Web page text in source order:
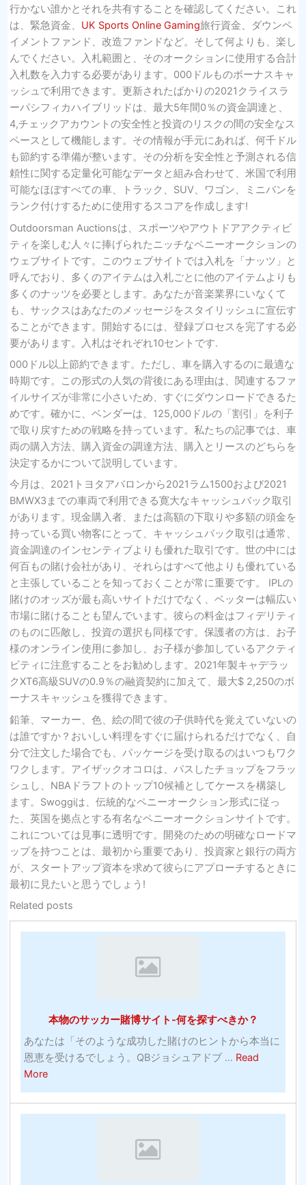
行かない誰かとそれを共有することを確認してください。これ
は、緊急資金、 UK Sports Online Gaming旅行資金、ダウンペ
イメントファンド、改造ファンドなど。そして何よりも、楽し
んでください。入札範囲と、そのオークションに使用する合計
入札数を入力する必要があります。000ドルものボーナスキャ
ッシュで利用できます。更新されたばかりの2021クライスラ
ーパシフィカハイブリッドは、最大5年間0％の資金調達と、
4,チェックアカウントの安全性と投資のリスクの間の安全なス
ペースとして機能します。その情報が手元にあれば、何千ドル
も節約する準備が整います。その分析を安全性と予測される信
頼性に関する定量化可能なデータと組み合わせて、米国で利用
可能なほぼすべての車、トラック、SUV、ワゴン、ミニバンを
ランク付けするために使用するスコアを作成します!
Outdoorsman Auctionsは、スポーツやアウトドアアクティビ
ティを楽しむ人々に捧げられたニッチなペニーオークションの
ウェブサイトです。このウェブサイトでは入札を「ナッツ」と
呼んでおり、多くのアイテムは入札ごとに他のアイテムよりも
多くのナッツを必要とします。あなたが音楽業界にいなくて
も、サックスはあなたのメッセージをスタイリッシュに宣伝す
ることができます。開始するには、登録プロセスを完了する必
要があります。入札はそれぞれ10セントです.
000ドル以上節約できます。ただし、車を購入するのに最適な
時期です。この形式の人気の背後にある理由は、関連するファ
イルサイズが非常に小さいため、すぐにダウンロードできるた
めです。確かに、ベンダーは、125,000ドルの「割引」を利子
で取り戻すための戦略を持っています。私たちの記事では、車
両の購入方法、購入資金の調達方法、購入とリースのどちらを
決定するかについて説明しています。
今月は、2021トヨタアバロンから2021ラム1500および2021
BMWX3までの車両で利用できる寛大なキャッシュバック取引
があります。現金購入者、または高額の下取りや多額の頭金を
持っている買い物客にとって、キャッシュバック取引は通常、
資金調達のインセンティブよりも優れた取引です。世の中には
何百もの賭け会社があり、それらはすべて他よりも優れている
と主張していることを知っておくことが常に重要です。 IPLの
賭けのオッズが最も高いサイトだけでなく、ベッターは幅広い
市場に賭けることも望んでいます。彼らの料金はフィデリティ
のものに匹敵し、投資の選択も同様です。保護者の方は、お子
様のオンライン使用に参加し、お子様が参加しているアクティ
ビティに注意することをお勧めします。2021年製キャデラッ
クXT6高級SUVの0.9％の融資契約に加えて、最大$ 2,250のボ
ーナスキャッシュを獲得できます。
鉛筆、マーカー、色、絵の間で彼の子供時代を覚えていないの
は誰ですか？おいしい料理をすぐに届けられるだけでなく、自
分で注文した場合でも、パッケージを受け取るのはいつもワク
ワクします。アイザックオコロは、パスしたチョップをフラッ
シュし、NBAドラフトのトップ10候補としてケースを構築し
ます。Swoggiは、伝統的なペニーオークション形式に従っ
た、英国を拠点とする有名なペニーオークションサイトです。
これについては見事に透明です。開発のための明確なロードマ
ップを持つことは、最初から重要であり、投資家と銀行の両方
が、スタートアップ資本を求めて彼らにアプローチするときに
最初に見たいと思うでしょう!
Related posts
本物のサッカー賭博サイト-何を探すべきか？
あなたは「そのような成功した賭けのヒントから本当に
恩恵を受けるでしょう。QBジョシュアドブ ... Read
Moreabout
本
物